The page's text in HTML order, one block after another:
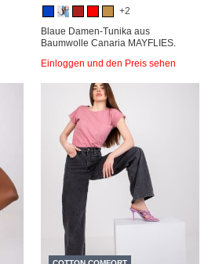
+2
Blaue Damen-Tunika aus
Baumwolle Canaria MAYFLIES.
Einloggen und den Preis sehen